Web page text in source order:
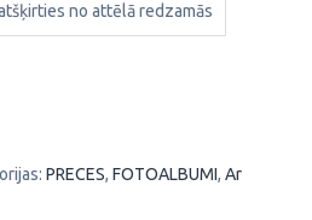
no attēlā redzamās
PRECES, FOTOALBUMI, Ar